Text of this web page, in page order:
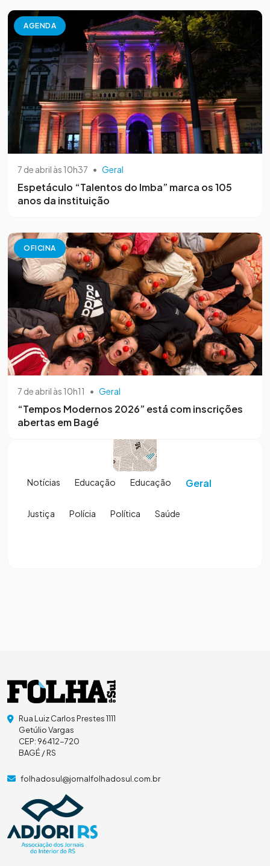
AGENDA
7 de abril às 10h37 • Geral
Espetáculo “Talentos do Imba” marca os 105
anos da instituição
OFICINA
7 de abril às 10h11 • Geral
“Tempos Modernos 2026” está com inscrições
abertas em Bagé
Notícias Educação Educação Geral
Justiça Polícia Política Saúde
Rua Luiz Carlos Prestes 1111
Getúlio Vargas
CEP: 96412-720
BAGÉ / RS
folhadosul@jornalfolhadosul.com.br